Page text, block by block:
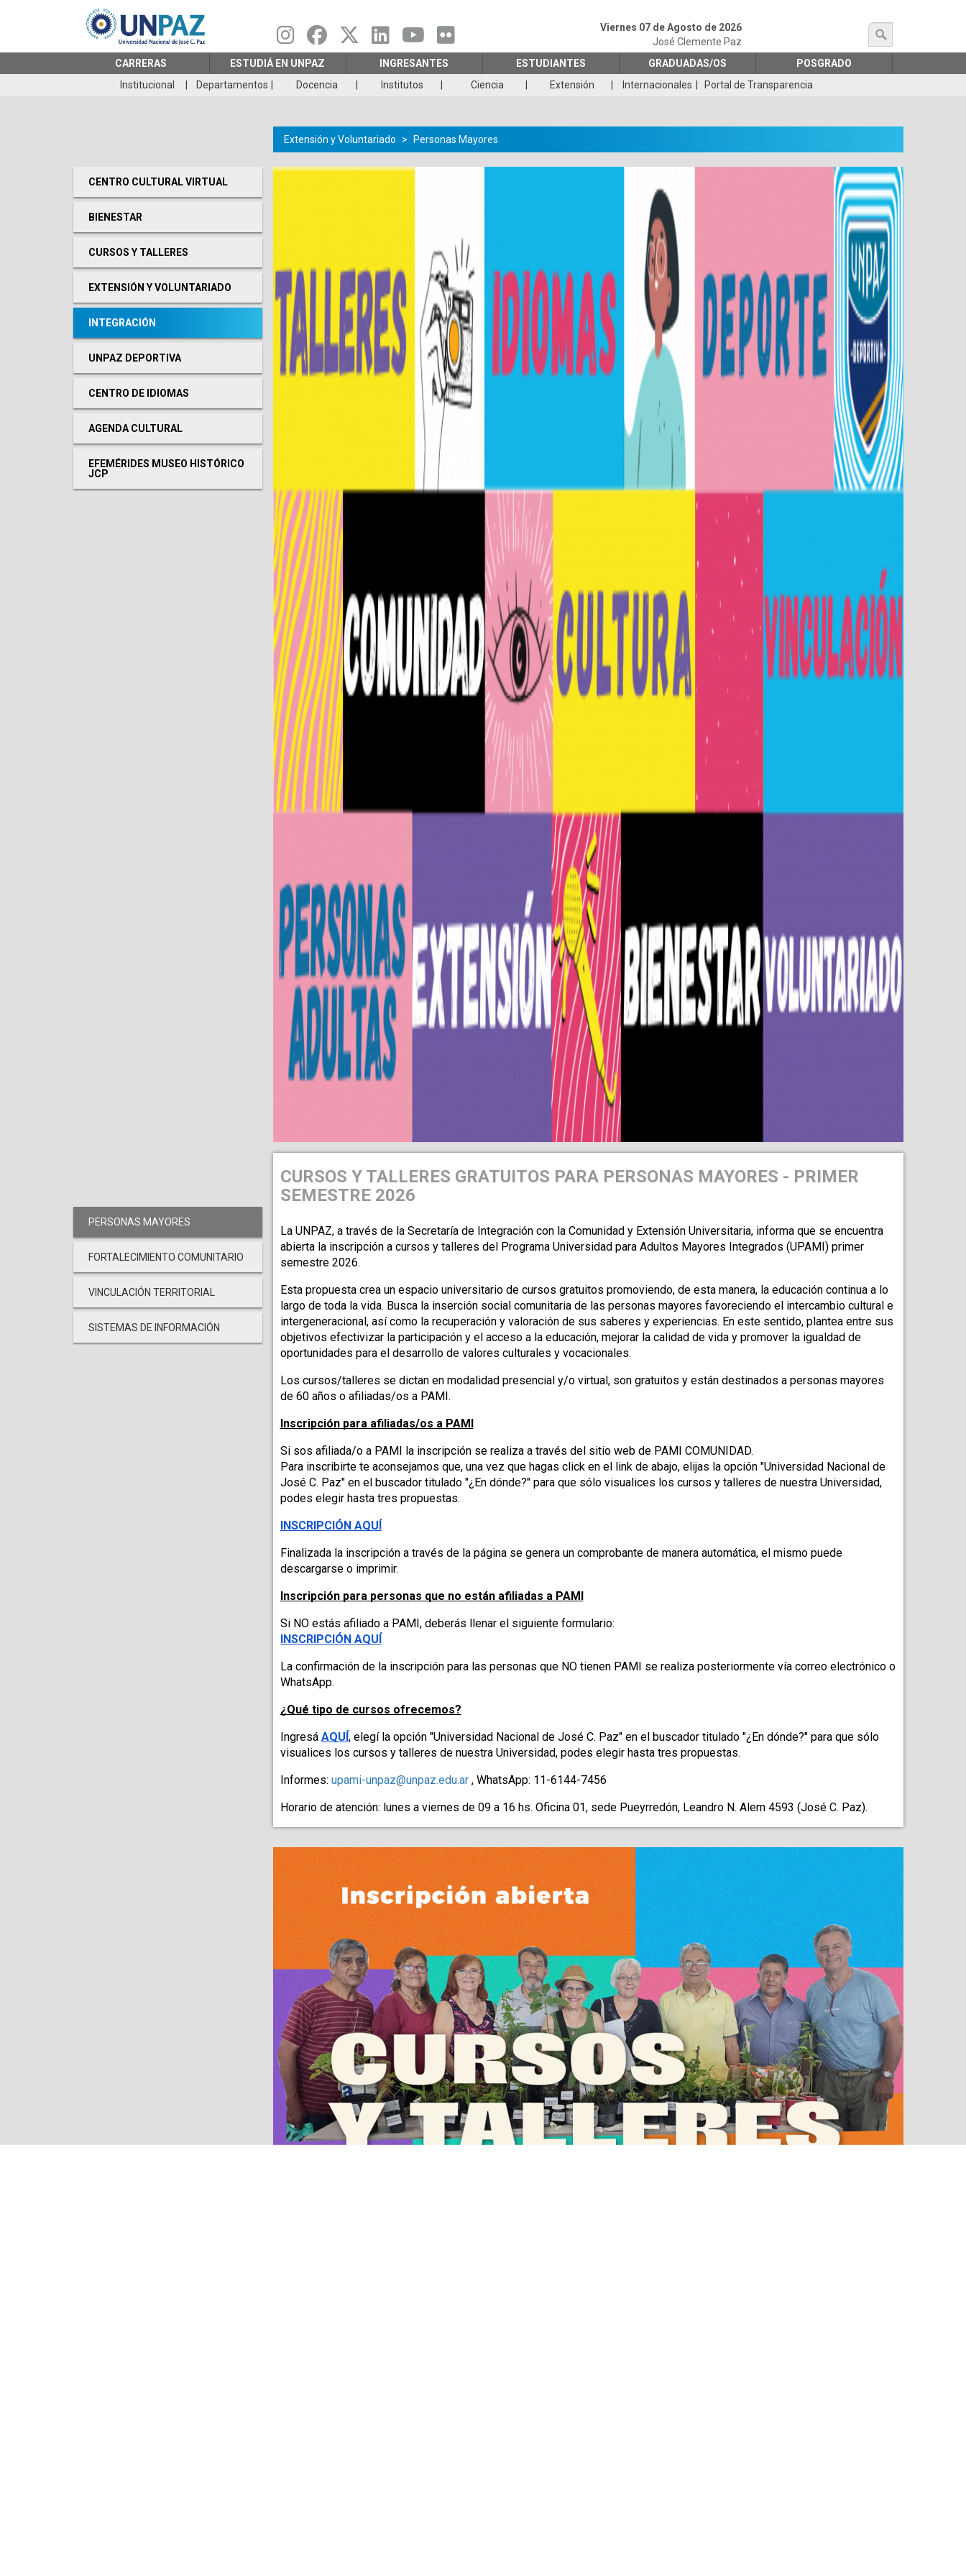
principal
búsqueda
Viernes 07 de Agosto de 2026
José Clemente Paz
CARRERAS
ESTUDIÁ EN UNPAZ INGRESANTES ESTUDIANTES GRADUADAS/OS
POSGRADO
Institucional
Departamentos Docencia Institutos Ciencia Extensión Internacionales Portal de Transparencia
CENTRO CULTURAL VIRTUAL
BIENESTAR
CURSOS Y TALLERES
EXTENSIÓN Y VOLUNTARIADO
INTEGRACIÓN
UNPAZ DEPORTIVA
CENTRO DE IDIOMAS
AGENDA CULTURAL
EFEMÉRIDES MUSEO HISTÓRICO
JCP
PERSONAS MAYORES
FORTALECIMIENTO COMUNITARIO
VINCULACIÓN TERRITORIAL
SISTEMAS DE INFORMACIÓN
Extensión y Voluntariado Personas Mayores
CURSOS Y TALLERES GRATUITOS PARA PERSONAS MAYORES - PRIMER
SEMESTRE 2026
La UNPAZ, a través de la Secretaría de Integración con la Comunidad y Extensión Universitaria, informa que se encuentra
abierta la inscripción a cursos y talleres del Programa Universidad para Adultos Mayores Integrados (UPAMI) primer
semestre 2026.
Esta propuesta crea un espacio universitario de cursos gratuitos promoviendo, de esta manera, la educación continua a lo
largo de toda la vida. Busca la inserción social comunitaria de las personas mayores favoreciendo el intercambio cultural e
intergeneracional, así como la recuperación y valoración de sus saberes y experiencias. En este sentido, plantea entre sus
objetivos efectivizar la participación y el acceso a la educación, mejorar la calidad de vida y promover la igualdad de
oportunidades para el desarrollo de valores culturales y vocacionales.
Los cursos/talleres se dictan en modalidad presencial y/o virtual, son gratuitos y están destinados a personas mayores
de 60 años o afiliadas/os a PAMI.
Inscripción para afiliadas/os a PAMI
Si sos afiliada/o a PAMI la inscripción se realiza a través del sitio web de PAMI COMUNIDAD.
Para inscribirte te aconsejamos que, una vez que hagas click en el link de abajo, elijas la opción "Universidad Nacional de
José C. Paz" en el buscador titulado "¿En dónde?" para que sólo visualices los cursos y talleres de nuestra Universidad,
podes elegir hasta tres propuestas.
INSCRIPCIÓN AQUÍ
Finalizada la inscripción a través de la página se genera un comprobante de manera automática, el mismo puede
descargarse o imprimir.
Inscripción para personas que no están afiliadas a PAMI
Si NO estás afiliado a PAMI, deberás llenar el siguiente formulario:
INSCRIPCIÓN AQUÍ
La confirmación de la inscripción para las personas que NO tienen PAMI se realiza posteriormente vía correo electrónico o
WhatsApp.
¿Qué tipo de cursos ofrecemos?
Ingresá AQUÍ , elegí la opción "Universidad Nacional de José C. Paz" en el buscador titulado "¿En dónde?" para que sólo
visualices los cursos y talleres de nuestra Universidad, podes elegir hasta tres propuestas.
Informes: upami-unpaz@unpaz.edu.ar , WhatsApp: 11-6144-7456
Horario de atención: lunes a viernes de 09 a 16 hs. Oficina 01, sede Pueyrredón, Leandro N. Alem 4593 (José C. Paz).